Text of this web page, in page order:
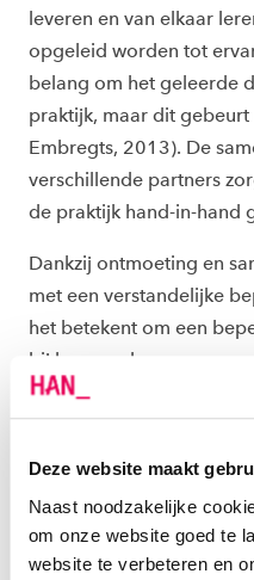
Deze website maakt
Naast noodzakelijke
om onze website goed te
website te verbeteren en
leveren en van elkaar
opgeleid worden tot
belang om het geleerde
praktijk, maar dit
Embregts, 2013). De
verschillende partners
de praktijk hand-in-hand
Dankzij ontmoeting en
met een verstandelijke
het betekent om een
bij kunnen dragen aan
doelgroep
onderzoekers samen
STERKplaats Nijmegen is